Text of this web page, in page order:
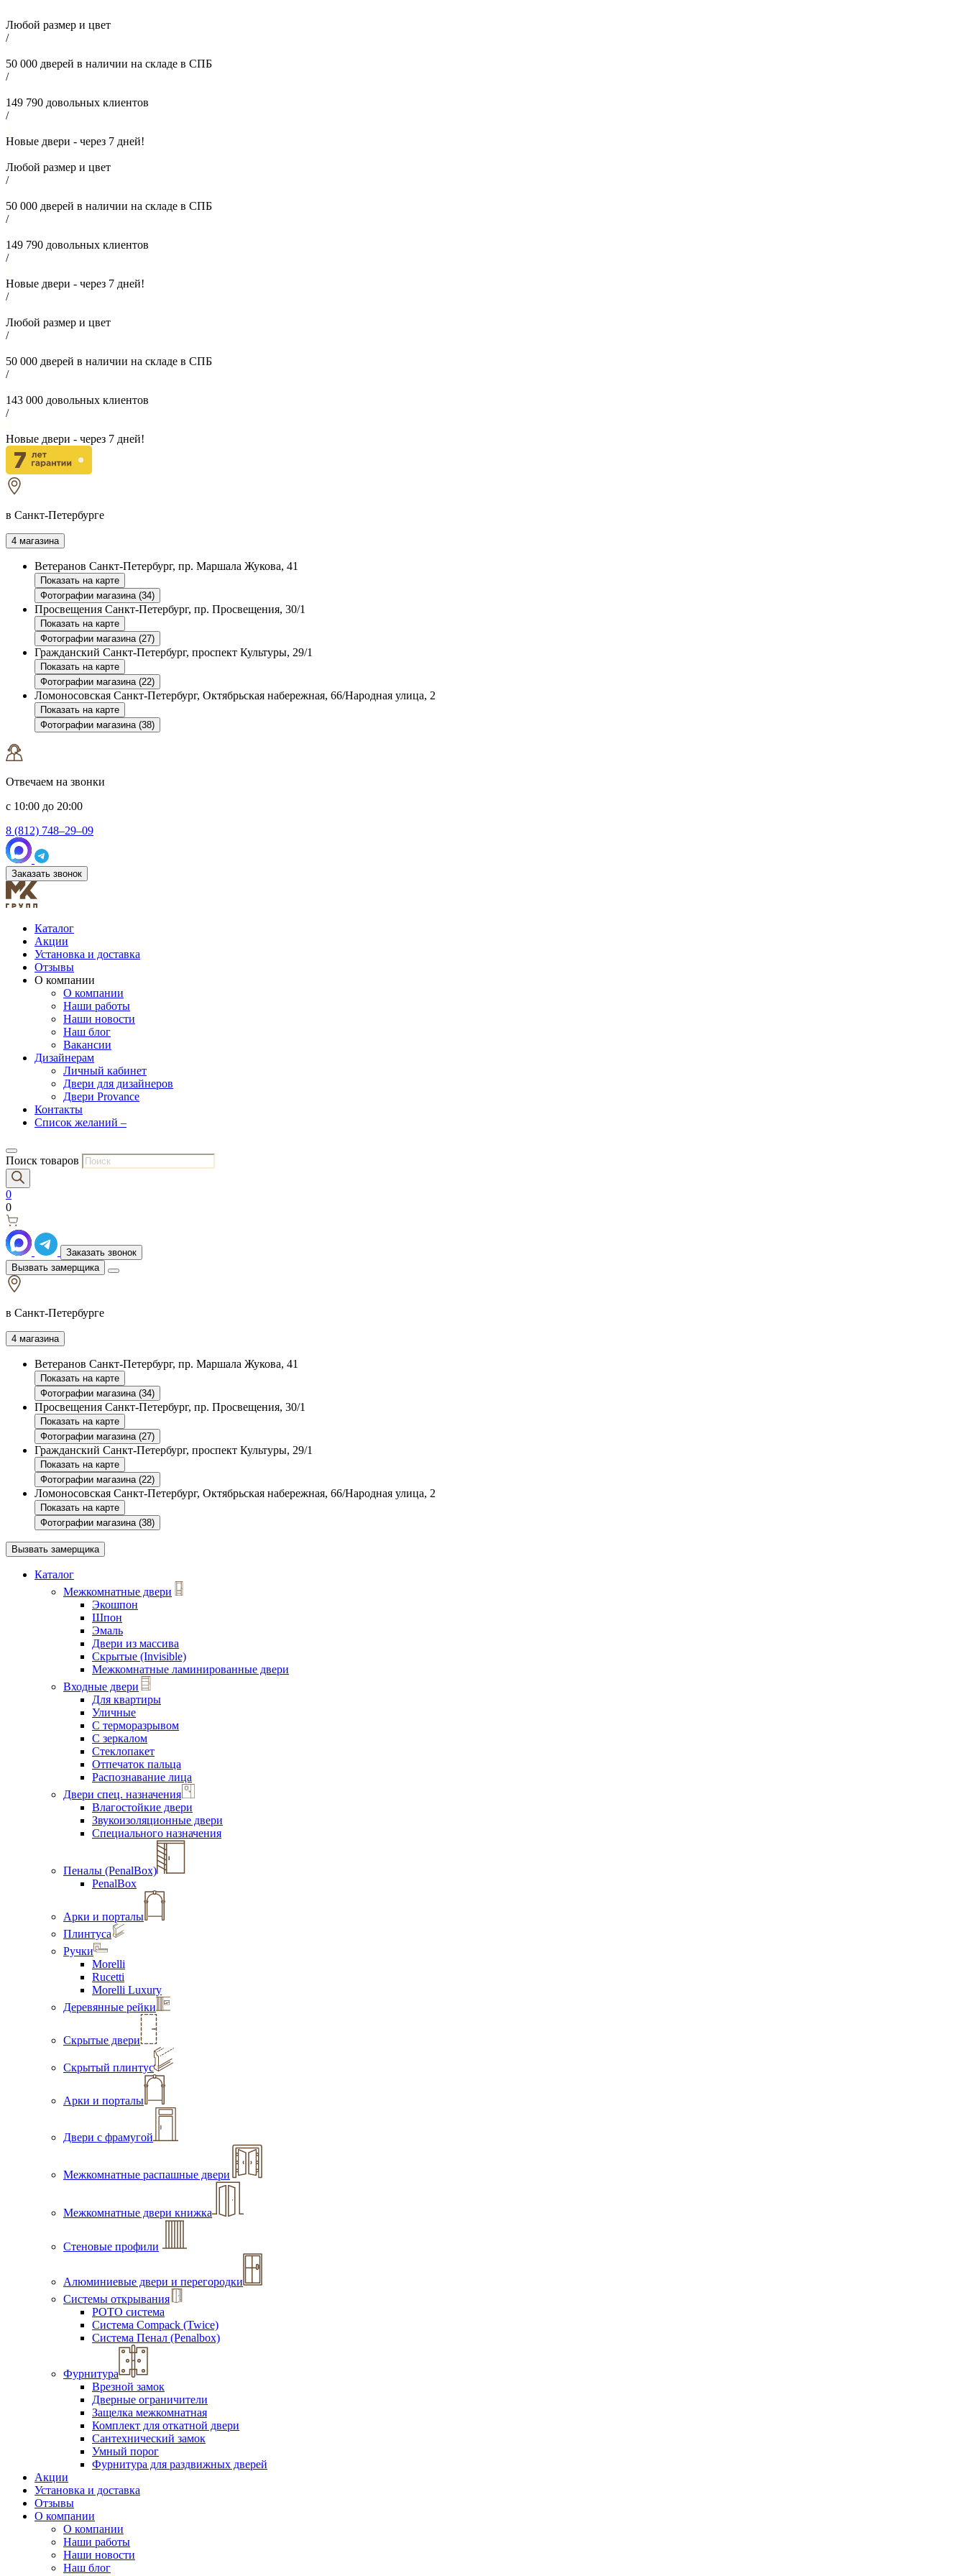
Любой размер и цвет
/
50 000 дверей в наличии на складе в СПБ
/
149 790 довольных клиентов
/
Новые двери - через 7 дней!
Любой размер и цвет
/
50 000 дверей в наличии на складе в СПБ
/
149 790 довольных клиентов
/
Новые двери - через 7 дней!
/
Любой размер и цвет
/
50 000 дверей в наличии на складе в СПБ
/
143 000 довольных клиентов
/
Новые двери - через 7 дней!
в Санкт-Петербурге
4 магазина
Ветеранов Санкт-Петербург, пр. Маршала Жукова, 41
Показать на карте
Фотографии магазина (34)
Просвещения Санкт-Петербург, пр. Просвещения, 30/1
Показать на карте
Фотографии магазина (27)
Гражданский Санкт-Петербург, проспект Культуры, 29/1
Показать на карте
Фотографии магазина (22)
Ломоносовская Санкт-Петербург, Октябрьская набережная, 66/Народная улица, 2
Показать на карте
Фотографии магазина (38)
Отвечаем на звонки
с 10:00 до 20:00
8 (812) 748–29–09
Заказать звонок
Каталог
Акции
Установка и доставка
Отзывы
О компании
О компании
Наши работы
Наши новости
Наш блог
Вакансии
Дизайнерам
Личный кабинет
Двери для дизайнеров
Двери Provance
Контакты
Список желаний –
Поиск товаров
0
0
Заказать звонок
Вызвать замерщика
в Санкт-Петербурге
4 магазина
Ветеранов Санкт-Петербург, пр. Маршала Жукова, 41
Показать на карте
Фотографии магазина (34)
Просвещения Санкт-Петербург, пр. Просвещения, 30/1
Показать на карте
Фотографии магазина (27)
Гражданский Санкт-Петербург, проспект Культуры, 29/1
Показать на карте
Фотографии магазина (22)
Ломоносовская Санкт-Петербург, Октябрьская набережная, 66/Народная улица, 2
Показать на карте
Фотографии магазина (38)
Вызвать замерщика
Каталог
Межкомнатные двери
Экошпон
Шпон
Эмаль
Двери из массива
Скрытые (Invisible)
Межкомнатные ламинированные двери
Входные двери
Для квартиры
Уличные
С терморазрывом
С зеркалом
Стеклопакет
Отпечаток пальца
Распознавание лица
Двери спец. назначения
Влагостойкие двери
Звукоизоляционные двери
Специального назначения
Пеналы (PenalBox)
PenalBox
Арки и порталы
Плинтуса
Ручки
Morelli
Rucetti
Morelli Luxury
Деревянные рейки
Скрытые двери
Скрытый плинтус
Арки и порталы
Двери с фрамугой
Межкомнатные распашные двери
Межкомнатные двери книжка
Стеновые профили
Алюминиевые двери и перегородки
Системы открывания
РОТО система
Система Compack (Twice)
Система Пенал (Penalbox)
Фурнитура
Врезной замок
Дверные ограничители
Защелка межкомнатная
Комплект для откатной двери
Сантехнический замок
Умный порог
Фурнитура для раздвижных дверей
Акции
Установка и доставка
Отзывы
О компании
О компании
Наши работы
Наши новости
Наш блог